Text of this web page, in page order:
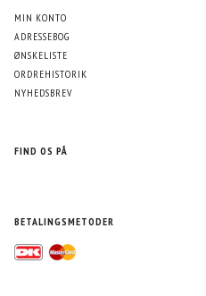
MIN KONTO
ADRESSEBOG
ØNSKELISTE
ORDREHISTORIK
NYHEDSBREV
FIND OS PÅ
BETALINGSMETODER